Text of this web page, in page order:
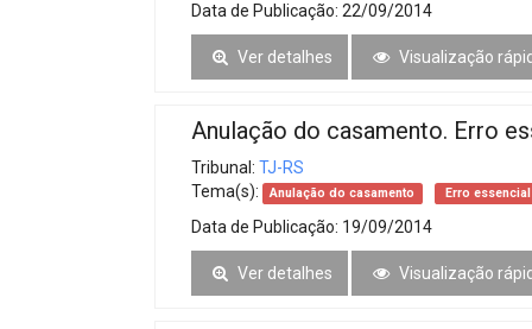
Data de Publicação: 22/09/2014
Ver detalhes Visualização
Anulação do casamento. Erro
Tribunal: TJ-RS
Tema(s):
Anulação do casamento Erro essencial
Data de Publicação: 19/09/2014
Ver detalhes Visualização